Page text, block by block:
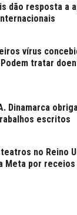
dão resposta a
vírus
tratar
Dinamarca
escritos
no Reino
Meta por receios